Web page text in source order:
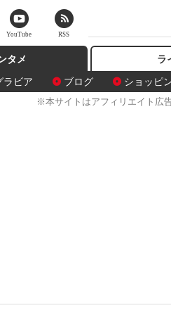
タメ
ラビア
ブログ ショッピ
ラ
※本サイトはアフィリエイト広
YouTube RSS